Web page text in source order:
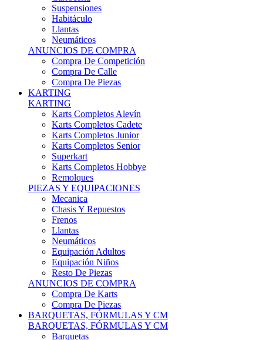
Habitáculo
Llantas
Neumáticos
ANUNCIOS DE COMPRA
Compra De Competición
Compra De Calle
Compra De Piezas
KARTING
KARTING
Karts Completos Alevín
Karts Completos Cadete
Karts Completos Junior
Karts Completos Senior
Superkart
Karts Completos Hobbye
Remolques
PIEZAS Y EQUIPACIONES
Mecanica
Chasis Y Repuestos
Frenos
Llantas
Neumáticos
Equipación Adultos
Equipación Niños
Resto De Piezas
ANUNCIOS DE COMPRA
Compra De Karts
Compra De Piezas
BARQUETAS, FÓRMULAS Y CM
BARQUETAS, FÓRMULAS Y CM
Barquetas
Fórmulas